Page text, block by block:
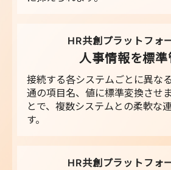
HR共創プラットフォ
人事情報を標準
接続する各システムごとに異な
通の項目名、値に標準変換させ
とで、複数システムとの柔軟な
す。
HR共創プラットフォ